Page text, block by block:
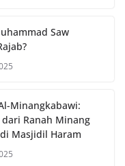
Saw
Minangkabawi:
Ranah Minang
Masjidil Haram